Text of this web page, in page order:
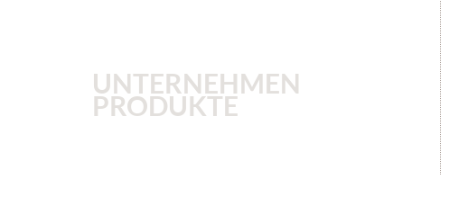
UNTERNEHMEN
PRODUKTE